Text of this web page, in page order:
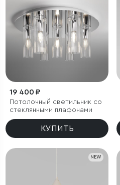
19 400 ₽
Потолочный светильник со
стеклянными плафонами
КУПИТЬ
NEW